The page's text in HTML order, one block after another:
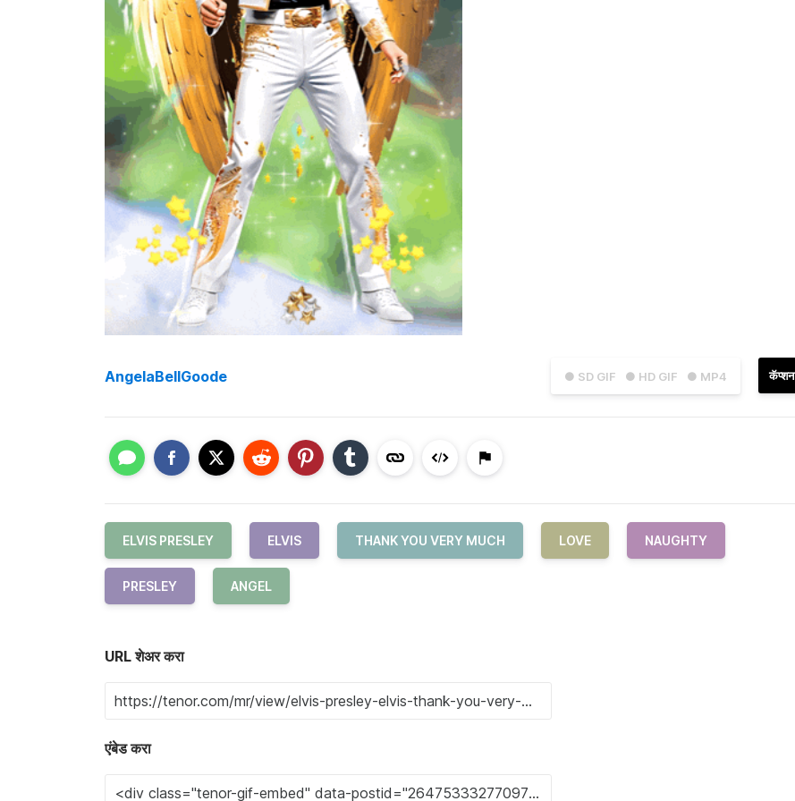
● SD GIF ● HD GIF ● MP4 कॅप्शन
AngelaBellGoode
ELVIS PRESLEY ELVIS THANK YOU VERY MUCH LOVE NAUGHTY
PRESLEY ANGEL
URL शेअर करा
एंबेड करा